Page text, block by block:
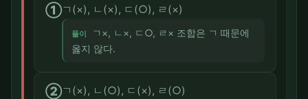
①ㄱ(×), ㄴ(×), ㄷ(○), ㄹ(×)
풀이
ㄱ×, ㄴ×, ㄷ○, ㄹ× 조합은 ㄱ 때문에
옳지 않다.
②ㄱ(×), ㄴ(○), ㄷ(×), ㄹ(○)